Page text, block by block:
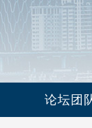
论坛团